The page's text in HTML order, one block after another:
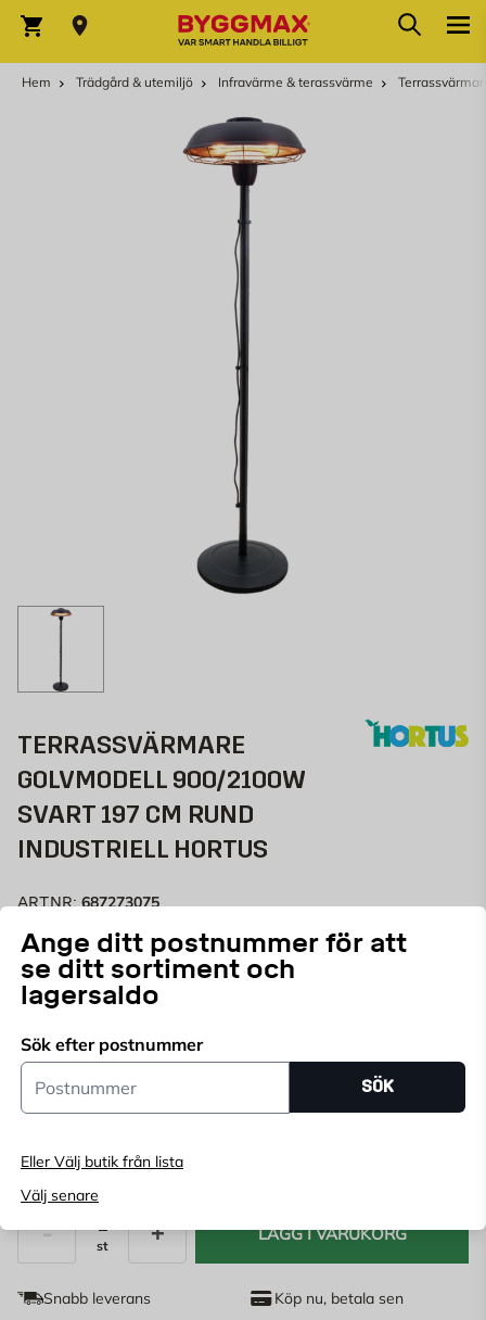
Ange ditt postnummer för att
se ditt sortiment och
lagersaldo
Sök efter postnummer
Postnummer
SÖK
Eller Välj butik från lista
Välj senare
Varukorg Sök
Hem Trädgård & utemiljö Infravärme & terassvärme
TERRASSVÄRMARE
GOLVMODELL 900/2100W
SVART 197 CM RUND
INDUSTRIELL HORTUS
ART.NR:687273075
Vacker och minimalistisk, infraröd terrassvärmare från
HORTUS för effektiv uppvärmning av uterummet,
förtältet eller den öppna terrassen. Den gör det till ett
Läs mer
Endast online
Angepostnummer för att se lagerstatus
1 834 KR
st
LÄGG I VARUKORG
Snabb leverans Köp nu, betala sen